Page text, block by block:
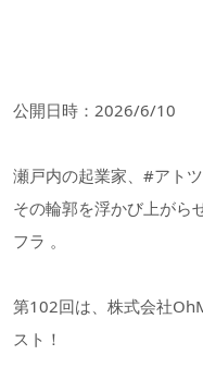
公開日時：2026/6/10
瀬戸内の起業家、#アトツ
その輪郭を浮かび上がら
フラ 。
第102回は、株式会社
スト！